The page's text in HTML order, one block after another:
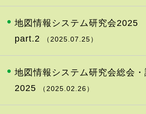
地図情報システム研究会2025
part.2
（2025.07.25）
地図情報システム研究会総会・
2025
（2025.02.26）